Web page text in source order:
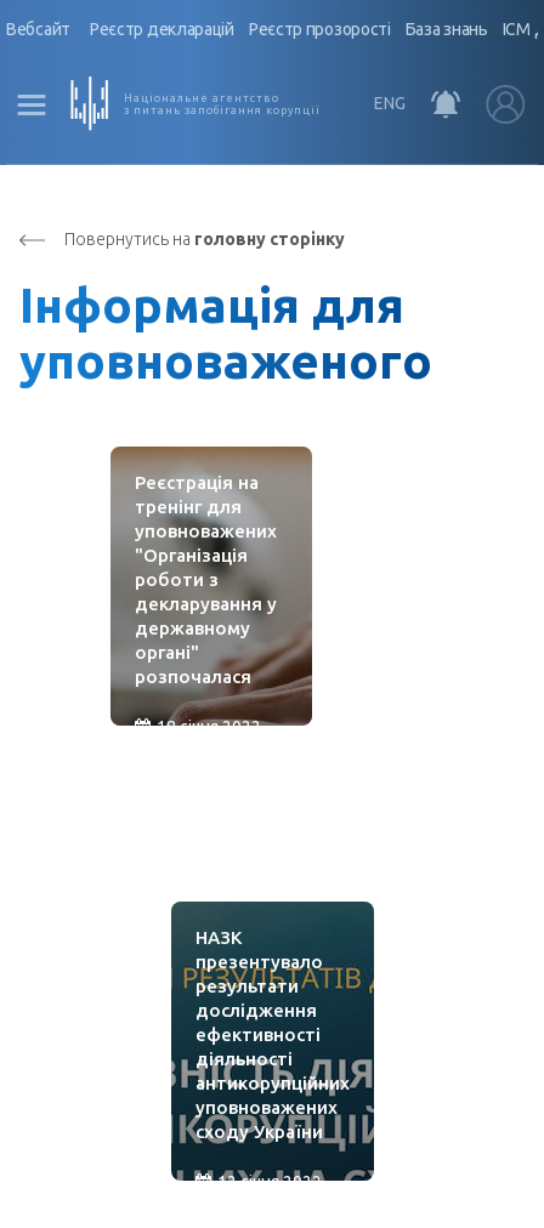
Вебсайт Реєстр декларацій Реєстр прозорості База знань ІСМ
Національне агентство
з питань запобігання корупції
ENG
Повернутись на головну сторінку
Інформація для
уповноваженого
Реєстрація на
тренінг для
уповноважених
"Організація
роботи з
декларування у
державному
органі"
розпочалася
18 січня 2022
НАЗК
презентувало
результати
дослідження
ефективності
діяльності
антикорупційних
уповноважених
сходу України
12 січня 2022